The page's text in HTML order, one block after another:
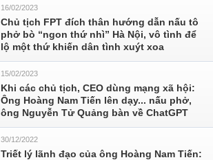
16/02/2023
Chủ tịch FPT đích thân hướng dẫn nấu tô
phở bò “ngon thứ nhì” Hà Nội, vô tình để
lộ một thứ khiến dân tình xuýt xoa
15/02/2023
Khi các chủ tịch, CEO dùng mạng xã hội:
Ông Hoàng Nam Tiến lên dạy... nấu phở,
ông Nguyễn Tử Quảng bàn về ChatGPT
30/12/2022
Triết lý lãnh đạo của ông Hoàng Nam Tiến: